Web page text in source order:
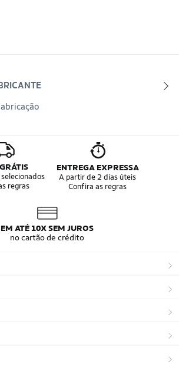
regras
ENTREGA EXPRESSA
A partir de 2 dias úteis
Confira as regras
EM ATÉ 10X SEM JUROS
no cartão de crédito